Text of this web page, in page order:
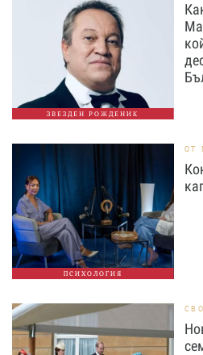
ЗВЕЗДЕН РОЖДЕНИК
ПСИХОЛОГИЯ
ОТ